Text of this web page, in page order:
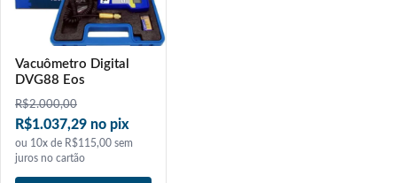
Vacuômetro Digital
DVG88 Eos
R$2.000,00
R$1.037,29 no pix
ou 10x de R$115,00 sem
juros no cartão